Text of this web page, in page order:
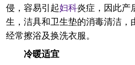
侵，容易引起妇科炎症，因此产
生，洁具和卫生垫的消毒清洁，
经常擦浴及换洗衣服。
冷暖适宜